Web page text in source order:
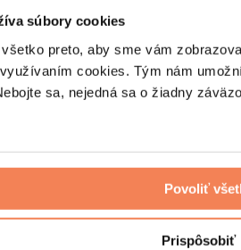
súbory cookies
preto, aby sme vám
cookies. Tým nám
sa, nejedná sa o žiadny
Povoliť
Prispôsobiť